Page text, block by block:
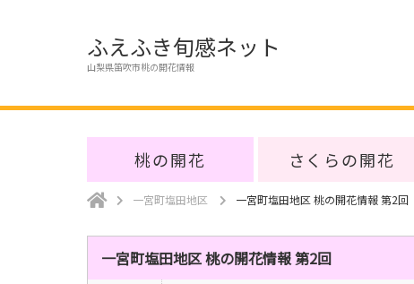
ふえふき旬感ネット
山梨県笛吹市桃の開花情報
桃の開花 さくらの開花
一宮町塩田地区 一宮町塩田地区 桃の開花情報 第2回
一宮町塩田地区 桃の開花情報 第2回